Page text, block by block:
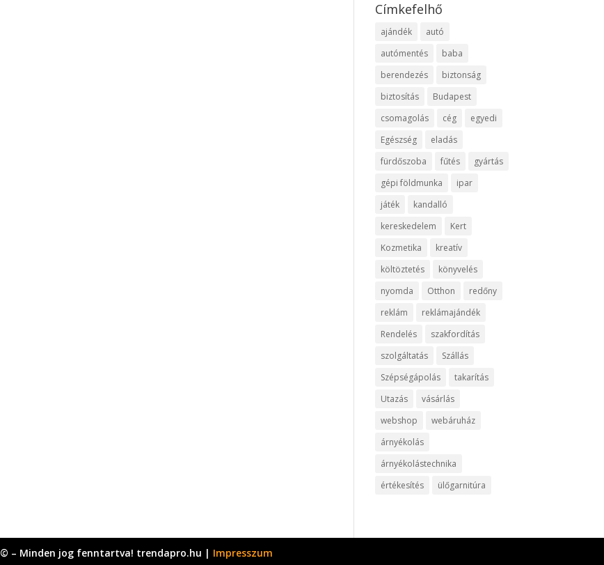
Címkefelhő
ajándék
autó
autómentés
baba
berendezés
biztonság
biztosítás
Budapest
csomagolás
cég
egyedi
Egészség
eladás
fürdőszoba
fűtés
gyártás
gépi földmunka
ipar
játék
kandalló
kereskedelem
Kert
Kozmetika
kreatív
költöztetés
könyvelés
nyomda
Otthon
redőny
reklám
reklámajándék
Rendelés
szakfordítás
szolgáltatás
Szállás
Szépségápolás
takarítás
Utazás
vásárlás
webshop
webáruház
árnyékolás
árnyékolástechnika
értékesítés
ülőgarnitúra
© – Minden jog fenntartva! trendapro.hu | Impresszum